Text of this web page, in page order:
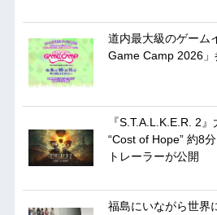
道内最大級のゲーム
Game Camp 2026」
『S.T.A.L.K.E.R. 2
“Cost of Hope” 約8
トレーラーが公開
福島にいながら世界